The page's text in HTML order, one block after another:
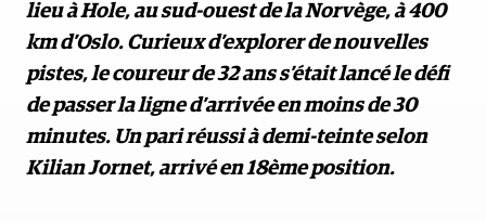
lieu à Hole, au sud-ouest de la Norvège, à 400
km d’Oslo. Curieux d’explorer de nouvelles
pistes, le coureur de 32 ans s’était lancé le défi
de passer la ligne d’arrivée en moins de 30
minutes. Un pari réussi à demi-teinte selon
Kilian Jornet, arrivé en 18ème position.